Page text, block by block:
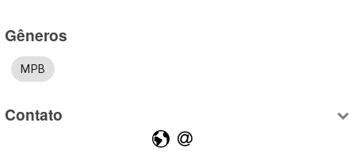
Gêneros
MPB
Contato